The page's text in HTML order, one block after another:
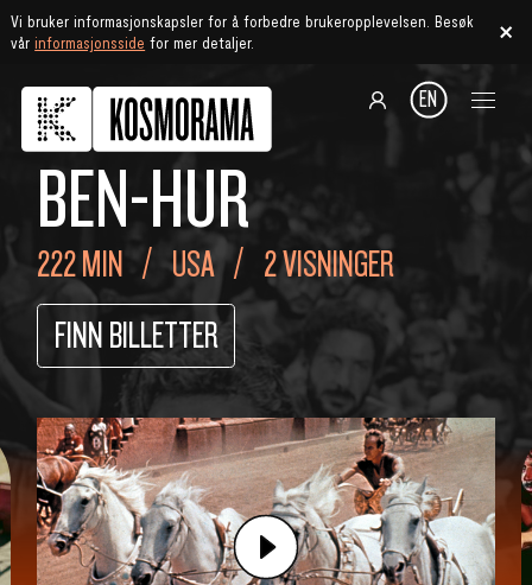
Vi bruker informasjonskapsler for å forbedre brukeropplevelsen. Besøk
vårinformasjonsside for mer detaljer.
EN
BEN-HUR
222 MIN USA
2 VISNINGER
FINN BILLETTER